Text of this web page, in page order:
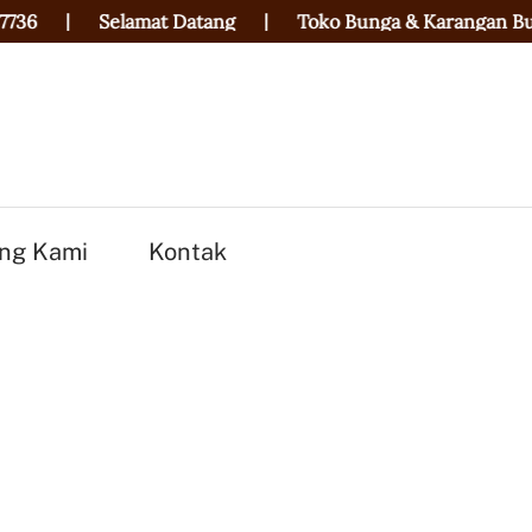
| Selamat Datang | Toko Bunga & Karangan
Kami Kontak